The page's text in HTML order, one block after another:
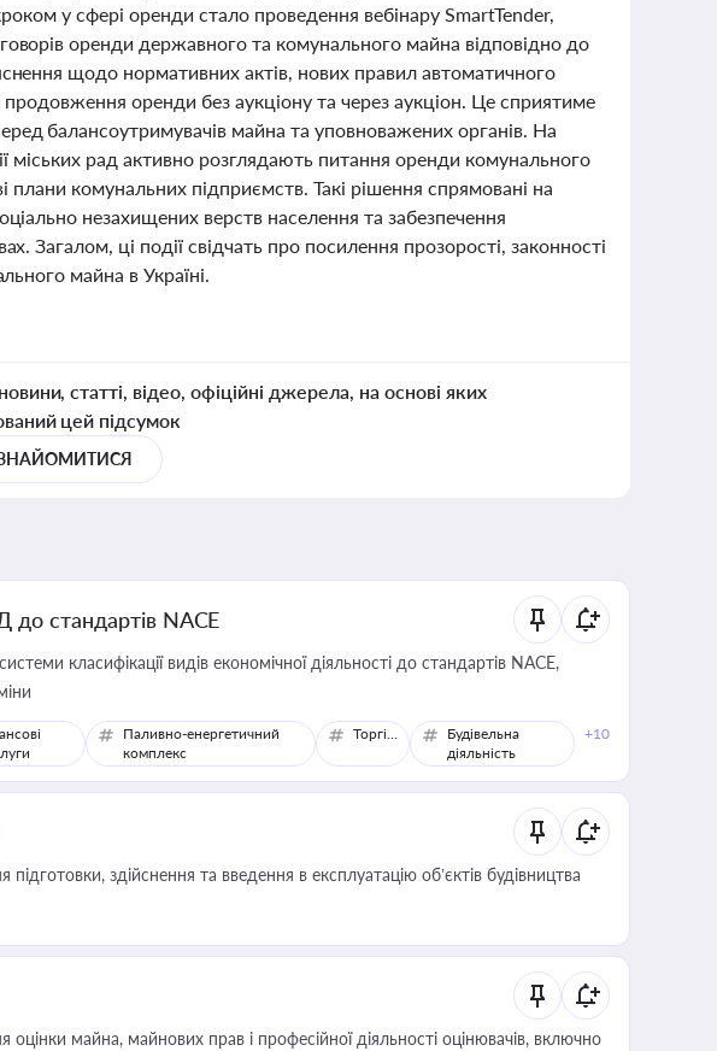
у сфері оренди стало проведення вебінару SmartTender,
оренди державного та комунального майна відповідно до
щодо нормативних актів, нових правил автоматичного
оренди без аукціону та через аукціон. Це сприятиме
балансоутримувачів майна та уповноважених органів. На
міських рад активно розглядають питання оренди комунального
плани комунальних підприємств. Такі рішення спрямовані на
незахищених верств населення та забезпечення
Загалом, ці події свідчать про посилення прозорості, законності
майна в Україні.
статті, відео, офіційні джерела, на основі яких
цей підсумок
до стандартів NACE
класифікації видів економічної діяльності до стандартів NACE,
Паливно-енергетичний
комплекс
Торгівля
Будівельна
діяльність
+10
здійснення та введення в експлуатацію об’єктів будівництва
майна, майнових прав і професійної діяльності оцінювачів, включно